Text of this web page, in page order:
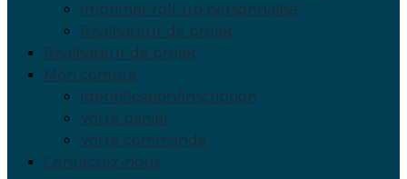
Imprimer roll-up personnalisé
Réalisateur de projet
Réalisateur de projet
Mon compte
Identification/Inscription
Votre panier
Votre commande
Contactez-nous